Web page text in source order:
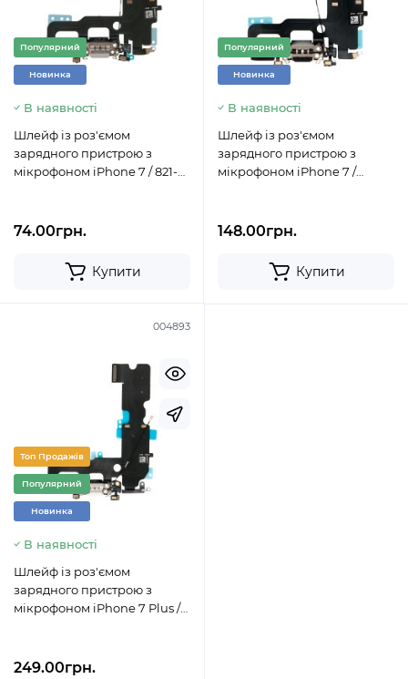
Популярний
Новинка
В наявності
Шлейф із роз'ємом
зарядного пристрою з
мікрофоном iPhone 7 / 821-
74.00грн.
Купити
Популярний
Новинка
В наявності
Шлейф із роз'ємом
зарядного пристрою з
мікрофоном iPhone 7 /
148.00грн.
Купити
004893
Топ Продажів
Популярний
Новинка
В наявності
Шлейф із роз'ємом
зарядного пристрою з
мікрофоном iPhone 7 Plus /
249.00грн.